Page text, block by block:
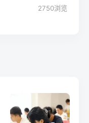
2750浏览